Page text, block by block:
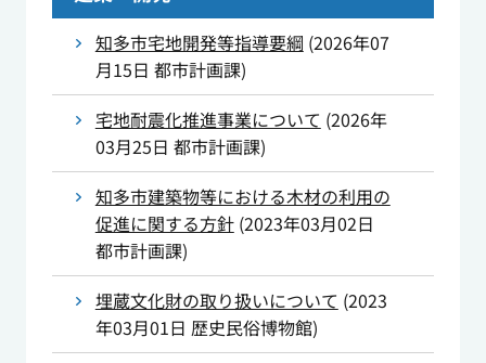
知多市宅地開発等指導要綱 (2026年07
月15日 都市計画課)
宅地耐震化推進事業について (2026年
03月25日 都市計画課)
知多市建築物等における木材の利用の
促進に関する方針(2023年03月02日
都市計画課)
埋蔵文化財の取り扱いについて (2023
年03月01日 歴史民俗博物館)